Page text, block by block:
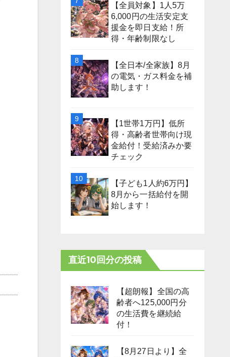
【全員対象】1人5万
6,000円の生活安定支
援金を即日支給！所
得・年齢制限なし
【全日本/全家族】8月
の電気・ガス料金を補
助します！
【1世帯1万円】低所
得・高齢者世帯向け現
金給付！受給済みか要
チェック
【子ども1人約6万円】
8月から一括給付を開
始します！
直近10回分の投稿
【超朗報】全国の高
齢者へ125,000円分
の生活費を継続給
付！
【8月27日より】全